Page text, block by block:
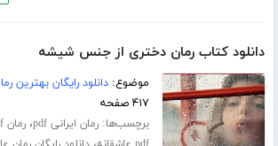
دانلود کتاب رمان دختری از جنس شیشه
موضوع:دانلود رایگان بهترین
۴۱۷ صفحه
برچسب‌ها:رمان ایرانی pdf ،رمان pdf